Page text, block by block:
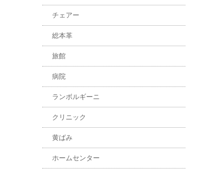
チェアー
総本革
旅館
病院
ランボルギーニ
クリニック
黄ばみ
ホームセンター